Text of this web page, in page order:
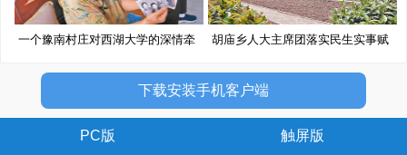
一个豫南村庄对西湖大学的深情牵
胡庙乡人大主席团落实民生实事赋
下载安装手机客户端
PC版 触屏版